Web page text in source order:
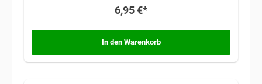
6,95 €*
In den Warenkorb